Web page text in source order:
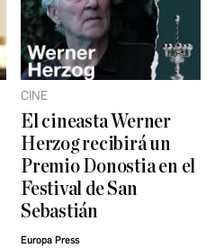
CINE
El cineasta Werner
Herzog recibirá un
Premio Donostia en el
Festival de San
Sebastián
Europa Press